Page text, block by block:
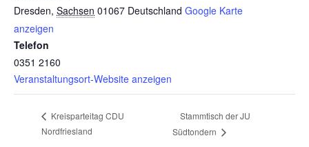
Dresden, Sachsen 01067 Deutschland Google Karte
anzeigen
Telefon
0351 2160
Veranstaltungsort-Website anzeigen
Kreisparteitag CDU
Nordfriesland
Stammtisch der JU
Südtondern